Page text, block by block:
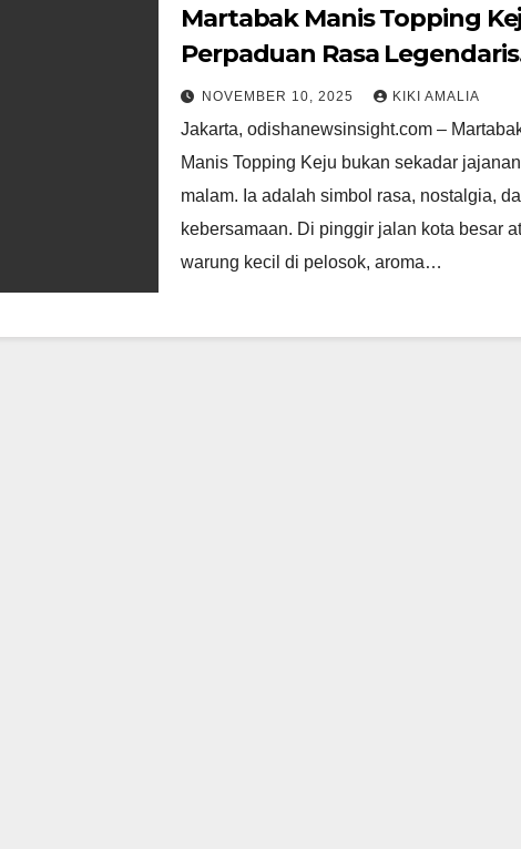
Martabak Manis Topping
Perpaduan Rasa Legendaris
yang Tak Pernah Gagal
Menggoda Lidah Nusantara
NOVEMBER 10, 2025 KIKI AMALIA
Jakarta, odishanewsinsight.com –
Manis Topping Keju bukan sekadar jajanan
malam. Ia adalah simbol rasa, nostalgia,
kebersamaan. Di pinggir jalan kota besar
warung kecil di pelosok, aroma…